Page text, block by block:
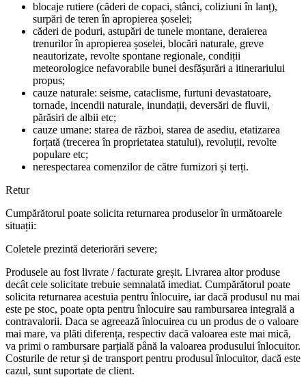
blocaje rutiere (căderi de copaci, stânci, coliziuni în lanț),
surpări de teren în apropierea șoselei;
căderi de poduri, astupări de tunele montane, deraierea
trenurilor în apropierea șoselei, blocări naturale, greve
neautorizate, revolte spontane regionale, condiții
meteorologice nefavorabile bunei desfășurări a itinerariului
propus;
cauze naturale: seisme, cataclisme, furtuni devastatoare,
tornade, incendii naturale, inundații, deversări de fluvii,
părăsiri de albii etc;
cauze umane: starea de război, starea de asediu, etatizarea
forțată (trecerea în proprietatea statului), revoluții, revolte
populare etc;
nerespectarea comenzilor de către furnizori și terți.
Retur
Cumpărătorul poate solicita returnarea produselor în următoarele
situații:
Coletele prezintă deteriorări severe;
Produsele au fost livrate / facturate greșit. Livrarea altor produse
decât cele solicitate trebuie semnalată imediat. Cumpărătorul poate
solicita returnarea acestuia pentru înlocuire, iar dacă produsul nu mai
este pe stoc, poate opta pentru înlocuire sau rambursarea integrală a
contravalorii. Daca se agreează înlocuirea cu un produs de o valoare
mai mare, va plăti diferența, respectiv dacă valoarea este mai mică,
va primi o rambursare parțială până la valoarea produsului înlocuitor.
Costurile de retur și de transport pentru produsul înlocuitor, dacă este
cazul, sunt suportate de client.